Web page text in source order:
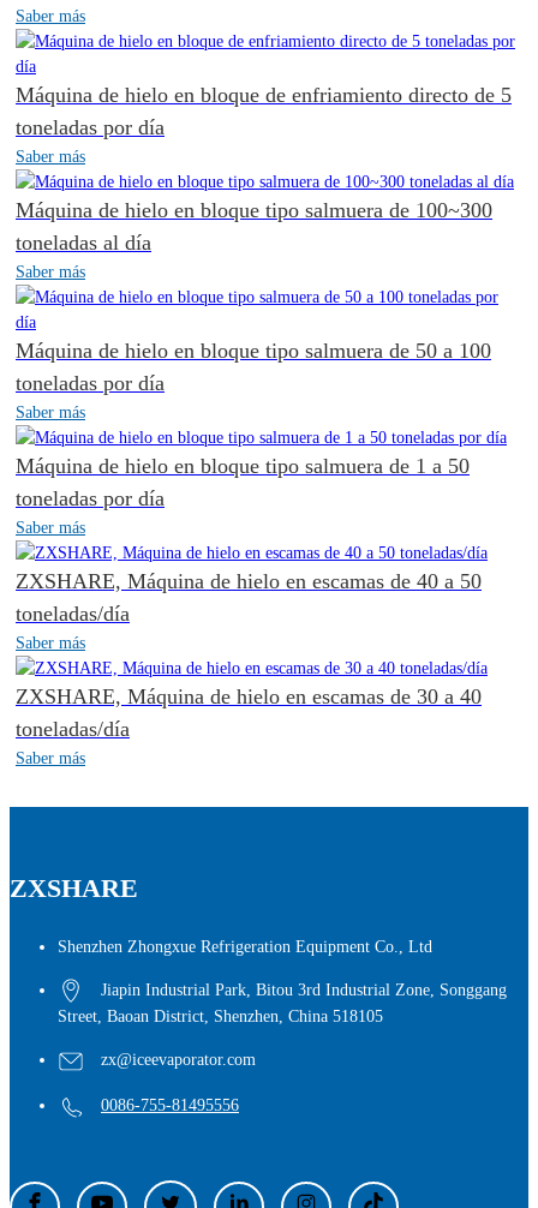
Saber más
Máquina de hielo en bloque de enfriamiento directo de 5
toneladas por día
Saber más
Máquina de hielo en bloque tipo salmuera de 100~300
toneladas al día
Saber más
Máquina de hielo en bloque tipo salmuera de 50 a 100
toneladas por día
Saber más
Máquina de hielo en bloque tipo salmuera de 1 a 50
toneladas por día
Saber más
ZXSHARE, Máquina de hielo en escamas de 40 a 50
toneladas/día
Saber más
ZXSHARE, Máquina de hielo en escamas de 30 a 40
toneladas/día
Saber más
ZXSHARE
Shenzhen Zhongxue Refrigeration Equipment Co., Ltd
Jiapin Industrial Park, Bitou 3rd Industrial Zone, Songgang
Street, Baoan District, Shenzhen, China 518105
zx@iceevaporator.com
0086-755-81495556